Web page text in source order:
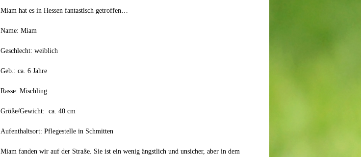
Miam hat es in Hessen fantastisch getroffen…
Name: Miam
Geschlecht: weiblich
Geb.: ca. 6 Jahre
Rasse: Mischling
Größe/Gewicht: ca. 40 cm
Aufenthaltsort: Pflegestelle in Schmitten
Miam fanden wir auf der Straße. Sie ist ein wenig ängstlich und unsicher, aber in dem